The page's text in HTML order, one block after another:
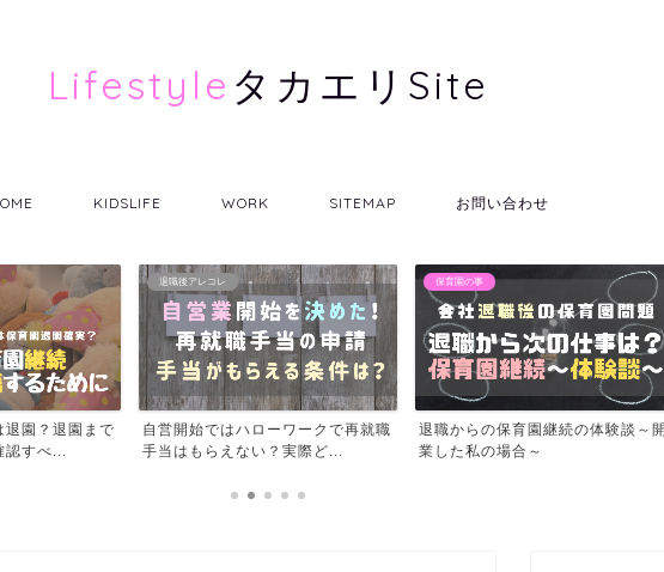
Lifestyle タカエリSite
KIDSLIFE WORK SITEMAP お問い合わせ
ワークで再就職
際ど...
保育園の事
退職からの保育園継続の体験談～開
業した私の場合～
保育園の事
2019年10月より保育園無償化がつ
いに実現！幼児教育・...